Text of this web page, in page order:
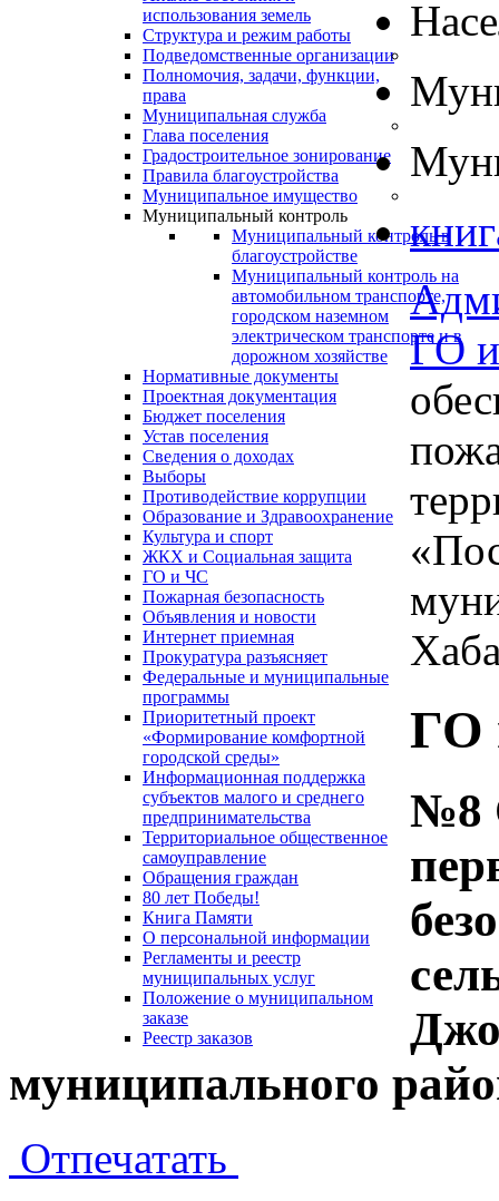
использования земель
Структура и режим работы
Подведомственные организации
Полномочия, задачи, функции,
права
Муниципальная служба
Глава поселения
Градостроительное зонирование
Правила благоустройства
Муниципальное имущество
Муниципальный контроль
Муниципальный контроль в
благоустройстве
Муниципальный контроль на
автомобильном транспорте,
городском наземном
электрическом транспорте и в
дорожном хозяйстве
Нормативные документы
Проектная документация
Бюджет поселения
Устав поселения
Сведения о доходах
Выборы
Противодействие коррупции
Образование и Здравоохранение
Культура и спорт
ЖКХ и Социальная защита
ГО и ЧС
Пожарная безопасность
Объявления и новости
Интернет приемная
Прокуратура разъясняет
Федеральные и муниципальные
программы
Приоритетный проект
«Формирование комфортной
городской среды»
Информационная поддержка
субъектов малого и среднего
предпринимательства
Территориальное общественное
самоуправление
Обращения граждан
80 лет Победы!
Книга Памяти
О персональной информации
Регламенты и реестр
муниципальных услуг
Положение о муниципальном
заказе
Реестр заказов
ГО
ГО
№8
муниципального
Отпечатать